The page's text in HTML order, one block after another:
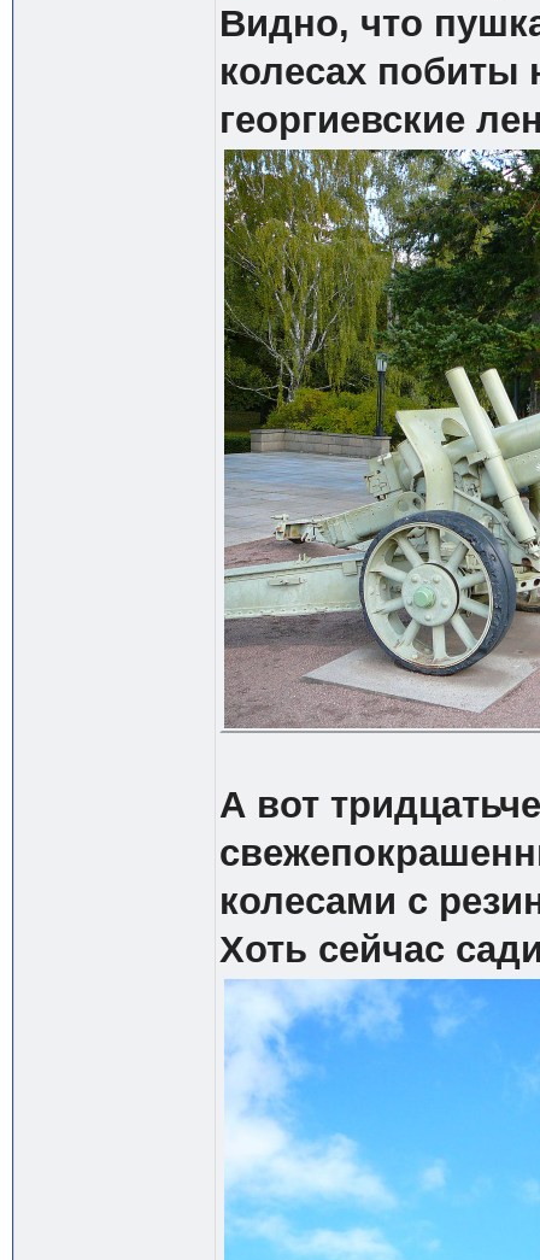
Видно, что
колесах побиты
георгиевские
А вот
колесами с
Хоть сейчас